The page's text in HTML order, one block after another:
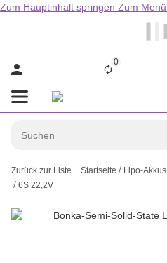
Zum Hauptinhalt springen Zum
0
Zurück zur Liste Startseite Lipo-Akkus
6S 22,2V